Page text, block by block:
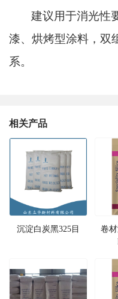
建议用于消光性
漆、烘烤型涂料，双
系。
相关产品
沉淀白炭黑325目
卷